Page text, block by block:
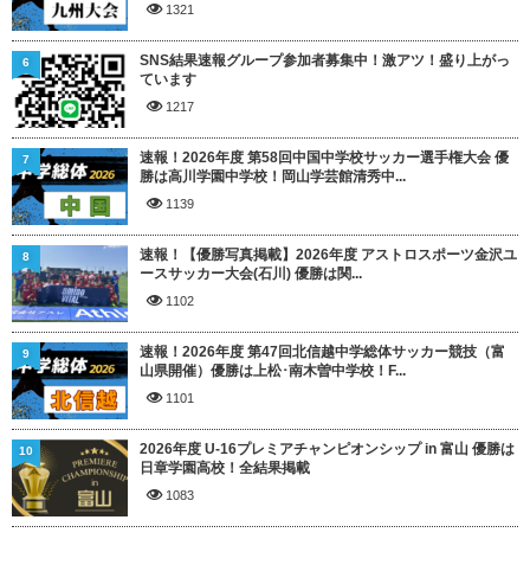
1321
SNS結果速報グループ参加者募集中！激アツ！盛り上がっ
ています
1217
6
速報！2026年度 第58回中国中学校サッカー選手権大会 優
勝は高川学園中学校！岡山学芸館清秀中...
1139
7
速報！【優勝写真掲載】2026年度 アストロスポーツ金沢ユ
ースサッカー大会(石川) 優勝は関...
1102
8
速報！2026年度 第47回北信越中学総体サッカー競技（富
山県開催）優勝は上松･南木曽中学校！F...
1101
9
2026年度 U-16プレミアチャンピオンシップ in 富山 優勝は
日章学園高校！全結果掲載
1083
10